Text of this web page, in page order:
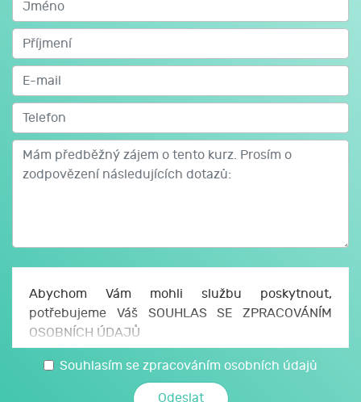
Abychom Vám mohli službu poskytnout,
potřebujeme Váš SOUHLAS SE ZPRACOVÁNÍM
OSOBNÍCH ÚDAJŮ
Uděluji JCMM, z. s. p. o., sídlo Česká 166/11, 602
00 Brno, IČO: 750 64 707 (JCMM) souhlas se
Souhlasím se zpracováním osobních údajů